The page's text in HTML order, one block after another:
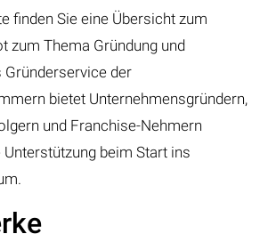
finden Sie eine Übersicht zum
zum Thema Gründung und
Gründerservice der
bietet Unternehmensgründern,
und Franchise-Nehmern
beim Start ins